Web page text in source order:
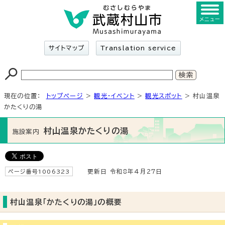
サイトマップ Translation service
メニュー
現在の位置： トップページ >観光・イベント >観光スポット
> 村山温泉
かたくりの湯
施設案内 村山温泉かたくりの湯
ページ番号1006323 更新日 令和8年4月27日
村山温泉「かたくりの湯」の概要